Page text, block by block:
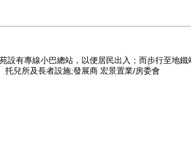
有專線小巴總站，以便居民出入；而步行至地
兒所及長者設施;發展商 宏景置業/房委會